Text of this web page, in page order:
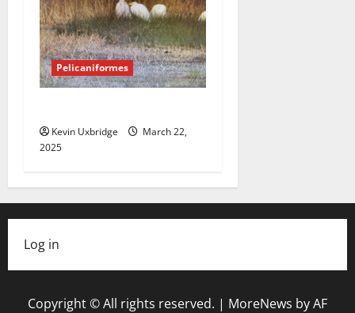
Pelicaniformes
Kevin Uxbridge
March 22,
2025
Log in
Copyright © All rights reserved. | MoreNews by AF